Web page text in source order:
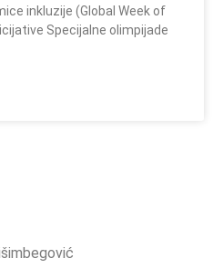
inkluzije (Global Week of
Specijalne olimpijade